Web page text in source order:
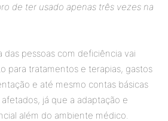
de ter usado apenas três vezes na
das pessoas com deficiência vai
para tratamentos e terapias, gastos
e até mesmo contas básicas
já que a adaptação e
além do ambiente médico.